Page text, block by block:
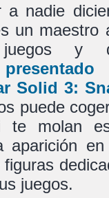
a nadie
un maestro
y
Solid 3:
puede
te molan
aparición en
juegos.